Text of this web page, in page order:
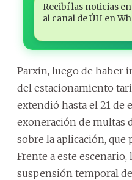
Recibí las noticias
al canal de ÚH en
Parxin, luego de haber
del estacionamiento
extendió hasta el 21 de
exoneración de multas
sobre la aplicación, que
Frente a este
suspensión temporal